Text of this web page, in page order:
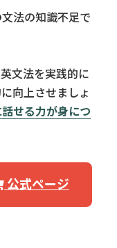
法の知識不足で
文法を実践的に
向上させましょ
せる力が身につ
公式ページ